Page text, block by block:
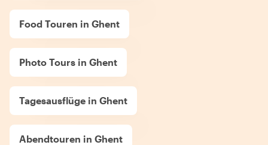
Food Touren in Ghent
Photo Tours in Ghent
Tagesausflüge in Ghent
Abendtouren in Ghent